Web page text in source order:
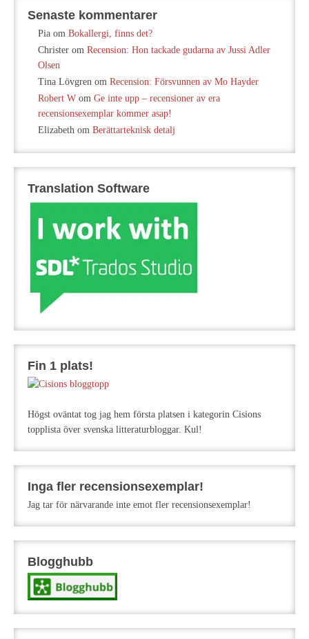
Senaste kommentarer
Pia om Bokallergi, finns det?
Christer om Recension: Hon tackade gudarna av Jussi Adler
Olsen
Tina Lövgren om Recension: Försvunnen av Mo Hayder
Robert W om Ge inte upp – recensioner av era
recensionsexemplar kommer asap!
Elizabeth om Berättarteknisk detalj
Translation Software
Fin 1 plats!
Högst oväntat tog jag hem första platsen i kategorin Cisions
topplista över svenska litteraturbloggar. Kul!
Inga fler recensionsexemplar!
Jag tar för närvarande inte emot fler recensionsexemplar!
Blogghubb